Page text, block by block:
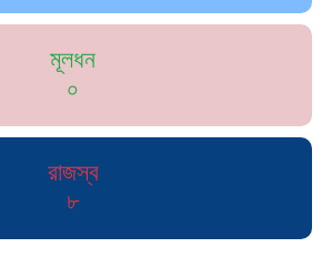
মূলধন
০
রাজস্ব
৮